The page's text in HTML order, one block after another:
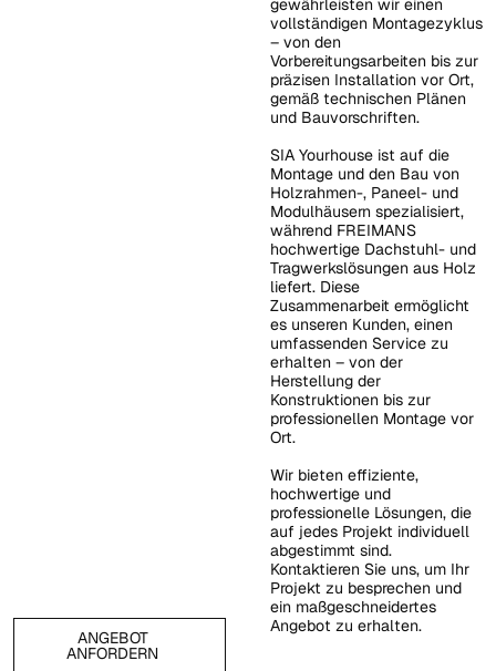
14. September 2026
Zustimmung zur Optimierung der Dachkonstruktion
ABSENDEN
gewährleisten wir einen
vollständigen Montagezyklus
– von den
Vorbereitungsarbeiten bis zur
präzisen Installation vor Ort,
gemäß technischen Plänen
und Bauvorschriften.
SIA Yourhouse ist auf die
Montage und den Bau von
Holzrahmen-, Paneel- und
Modulhäusern spezialisiert,
während FREIMANS
hochwertige Dachstuhl- und
Tragwerkslösungen aus Holz
liefert. Diese
Zusammenarbeit ermöglicht
es unseren Kunden, einen
umfassenden Service zu
erhalten – von der
Herstellung der
Konstruktionen bis zur
professionellen Montage vor
Ort.
Wir bieten effiziente,
hochwertige und
professionelle Lösungen, die
auf jedes Projekt individuell
abgestimmt sind.
Kontaktieren Sie uns, um Ihr
Projekt zu besprechen und
ein maßgeschneidertes
Angebot zu erhalten.
Angebot anfordern
ANGEBOT
ANFORDERN